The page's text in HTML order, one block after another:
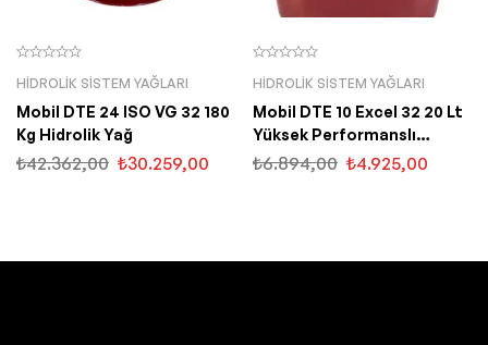
HIDROLIK SISTEM YAĞLARI
Mobil DTE 24 ISO VG 32 180
Kg Hidrolik Yağ
₺42.362,00 ₺30.259,00
HIDROLIK SISTEM YAĞLARI
Mobil DTE 10 Excel 32 20 Lt
Yüksek Performanslı
Hidrolik Yağ
₺6.894,00 ₺4.925,00